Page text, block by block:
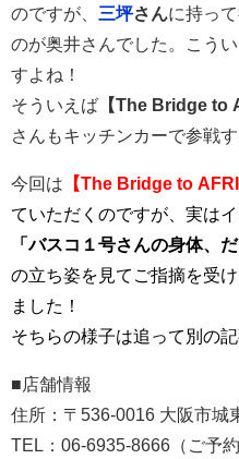
のですが、 三坪さんに持っ
のが奥井さんでした。こう
すよね！
そういえば 【The Bridge to
さんもキッチンカーで参戦
今回は 【The Bridge to
ていただくのですが、実は
「バスコ１号さんの身体、
の立ち姿を見てご指摘を受
ました！
そちらの様子は追って別の
■店舗情報
住所：〒536-0016 大阪市城
TEL：06-6935-8666（ご予